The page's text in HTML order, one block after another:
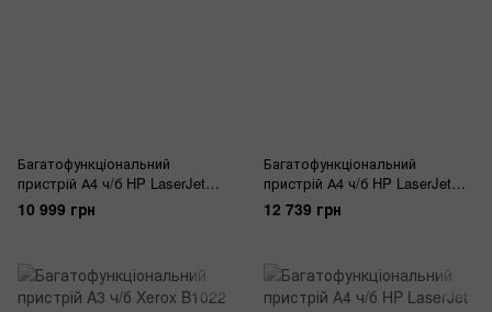
Багатофункціональний
пристрій А4 ч/б HP LaserJet
M236d
10 999 грн
Багатофункціональний
пристрій А4 ч/б HP LaserJet
M236sdn
12 739 грн